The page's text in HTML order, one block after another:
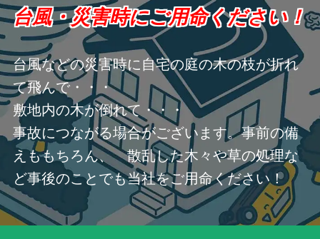
台風・災害時にご用命ください！
台風などの災害時に自宅の庭の木の枝が折れ
て飛んで・・・
敷地内の木が倒れて・・・
事故につながる場合がございます。事前の備
えももちろん、 散乱した木々や草の処理な
ど事後のことでも当社をご用命ください！